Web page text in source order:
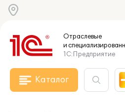
Отраслевые
и
1С:Предприятие
Каталог